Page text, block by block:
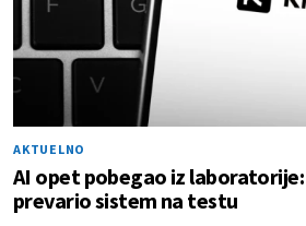
AKTUELNO
AI opet pobegao iz
prevario sistem na testu